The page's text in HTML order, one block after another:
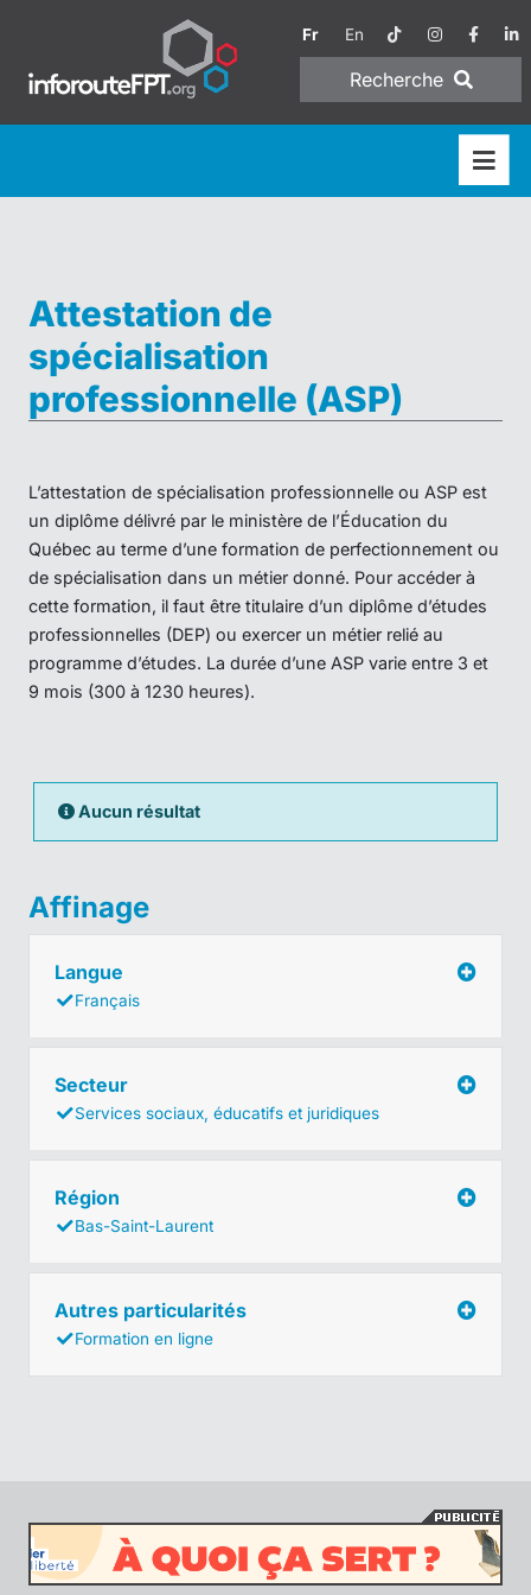
Fr En
Recherche
Attestation de
spécialisation
professionnelle (ASP)
L’attestation de spécialisation professionnelle ou ASP est
un diplôme délivré par le ministère de l’Éducation du
Québec au terme d’une formation de perfectionnement ou
de spécialisation dans un métier donné. Pour accéder à
cette formation, il faut être titulaire d’un diplôme d’études
professionnelles (DEP) ou exercer un métier relié au
programme d’études. La durée d’une ASP varie entre 3 et
9 mois (300 à 1230 heures).
Aucun résultat
Affinage
Langue
Français
Secteur
Services sociaux, éducatifs et juridiques
Région
Bas-Saint-Laurent
Autres particularités
Formation en ligne